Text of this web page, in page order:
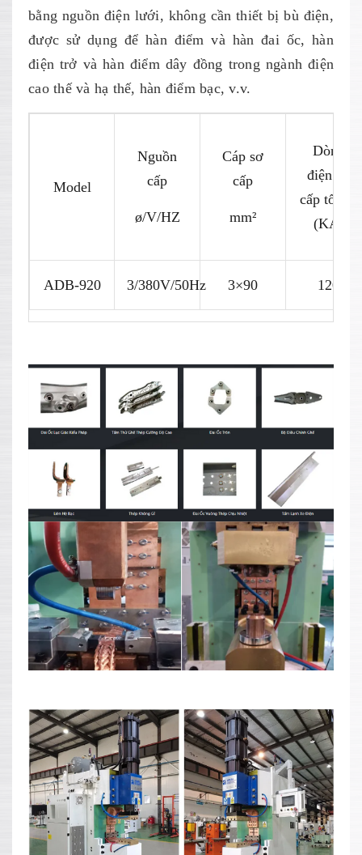
bằng nguồn điện lưới, không cần thiết bị bù điện,
được sử dụng để hàn điểm và hàn đai ốc, hàn
điện trở và hàn điểm dây đồng trong ngành điện
cao thế và hạ thế, hàn điểm bạc, v.v.
Model
Nguồn
cấp
ø/V/HZ
Cáp sơ
cấp
mm²
Dòng
điện sơ
cấp tối đa
(KA)
ADB-920 3/380V/50Hz 3×90 120